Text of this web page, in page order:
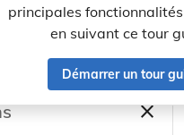
principales
en suivant ce tour
Démarrer un tour
Lancer la recherche
Filtres
close